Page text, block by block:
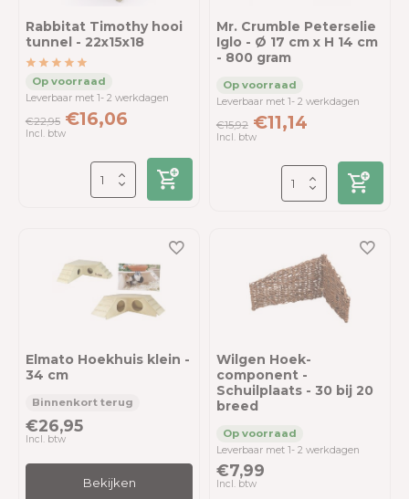
Rabbitat Timothy hooi
tunnel - 22x15x18
Leverbaar met 1- 2 werkdagen
€22,95 €16,06
Incl. btw
Mr. Crumble Peterselie
Iglo - Ø 17 cm x H 14 cm
- 800 gram
Leverbaar met 1- 2 werkdagen
€15,92 €11,14
Incl. btw
Elmato Hoekhuis klein -
34 cm
€26,95
Incl. btw
Bekijken
Wilgen Hoek-
component -
Schuilplaats - 30 bij 20
breed
Leverbaar met 1- 2 werkdagen
€7,99
Incl. btw